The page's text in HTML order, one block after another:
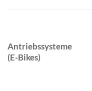
Antriebssysteme
(E-Bikes)